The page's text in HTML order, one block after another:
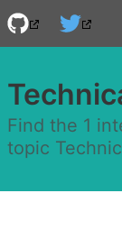
Find the 1
topic